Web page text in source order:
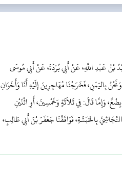
بْنُ عَبْدِ اللَّهِ، عَنْ أَبِي بُرْدَةَ، عَنْ أَبِي مُوسَى
بِاليَمَنِ، فَخَرَجْنَا مُهَاجِرِينَ إِلَيْهِ أَنَا وَأَخَوَانِ
وَإِمَّا قَالَ: فِي ثَلاَثَةٍ وَخَمْسِينَ، أَوِ اثْنَيْنِ
بِالحَبَشَةِ، فَوَافَقْنَا جَعْفَرَ بْنَ أَبِي طَالِبٍ،